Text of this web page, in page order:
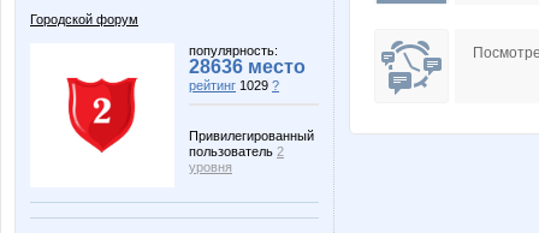
Городской форум
популярность:
28636 место
рейтинг 1029 ?
Привилегированный
пользователь 2
уровня